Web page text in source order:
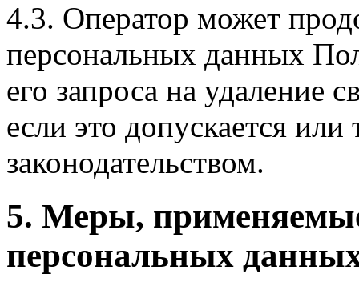
4.3. Оператор может
персональных данных
его запроса на удаление
если это допускается
законодательством.
5. Меры,
персональных